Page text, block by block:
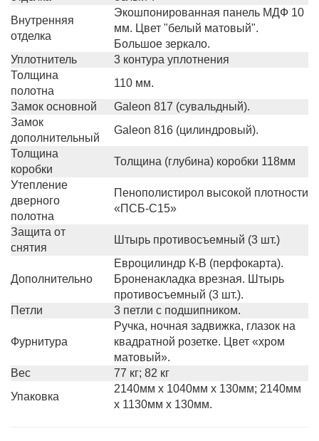
Внутренняя
отделка
Экошпонированная панель МДФ 10
мм. Цвет "белый матовый".
Большое зеркало.
Уплотнитель
3 контура уплотнения
Толщина
полотна
110 мм.
Замок основной
Galeon 817 (сувальдный).
Замок
дополнительный
Galeon 816 (цилиндровый).
Толщина
коробки
Толщина (глубина) коробки 118мм
Утепление
дверного
полотна
Пенополистирол высокой плотности
«ПСБ-С15»
Защита от
снятия
Штырь противосъемный (3 шт.)
Дополнительно
Евроцилиндр К-В (перфокарта).
Броненакладка врезная. Штырь
противосъемный (3 шт.).
Петли
3 петли с подшипником.
Фурнитура
Ручка, ночная задвижка, глазок на
квадратной розетке. Цвет «хром
матовый».
Вес
77 кг; 82 кг
Упаковка
2140мм х 1040мм х 130мм; 2140мм
х 1130мм х 130мм.